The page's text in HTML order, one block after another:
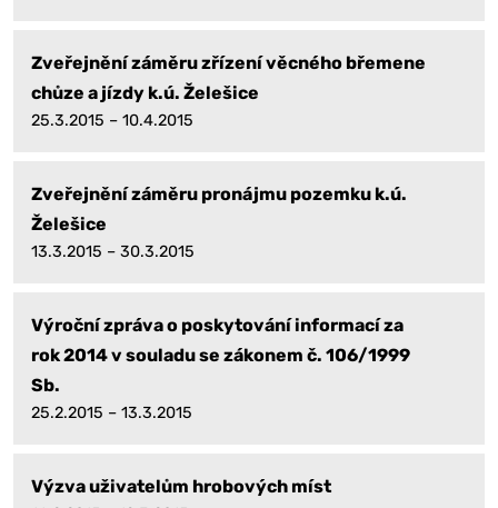
Zveřejnění záměru zřízení věcného břemene
chůze a jízdy k.ú. Želešice
25.3.2015 – 10.4.2015
Zveřejnění záměru pronájmu pozemku k.ú.
Želešice
13.3.2015 – 30.3.2015
Výroční zpráva o poskytování informací za
rok 2014 v souladu se zákonem č. 106/1999
Sb.
25.2.2015 – 13.3.2015
Výzva uživatelům hrobových míst